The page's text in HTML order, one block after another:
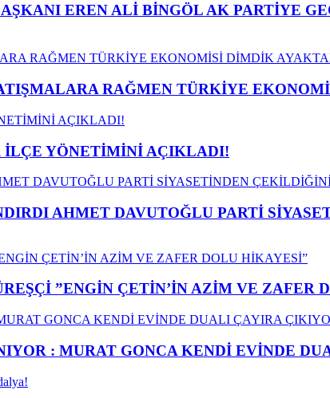
EREN ALİ BİNGÖL AK PARTİYE
RAĞMEN TÜRKİYE
İLÇE YÖNETİMİNİ AÇIKLADI!
AHMET DAVUTOĞLU PARTİ
”ENGİN ÇETİN’İN AZİM VE ZAFER
: MURAT GONCA KENDİ EVİNDE